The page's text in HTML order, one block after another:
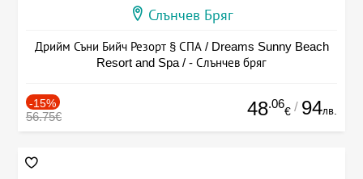
Слънчев Бряг
Дрийм Съни Бийч Резорт § СПА / Dreams Sunny Beach
Resort and Spa / - Слънчев бряг
-15%
56.75€ 48.06
€ / 94лв.